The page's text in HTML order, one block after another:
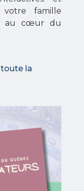
votre famille
au cœur du
la